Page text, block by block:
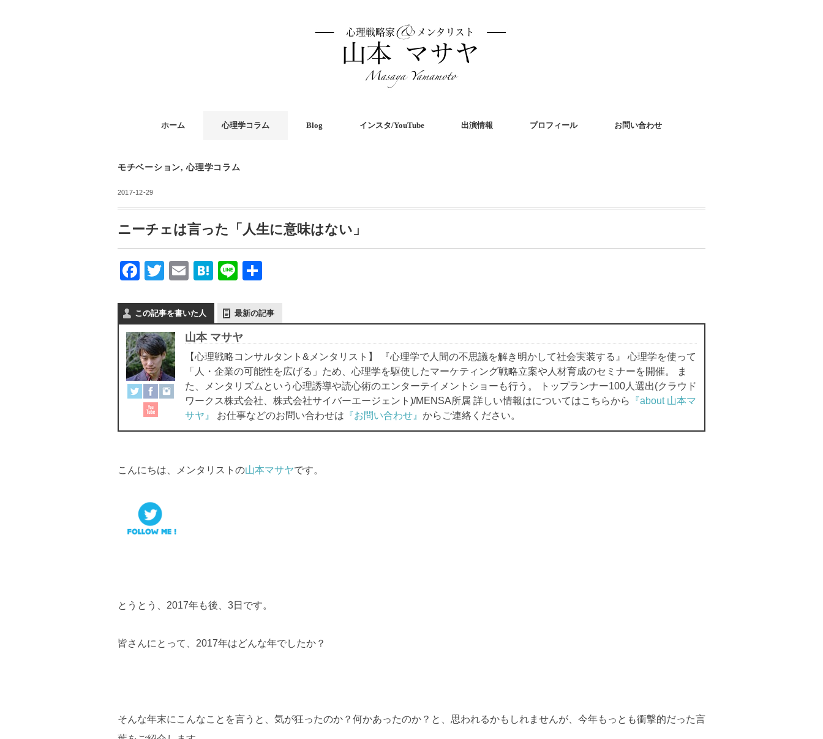
ホーム 心理学コラム Blog インスタ/YouTube 出演情報 プロフィール お問い合わせ
モチベーション,心理学コラム
2017-12-29
ニーチェは言った「人生に意味はない」
F
c
e
b
o
o
k
T
tt
er
E
ail
H
e
n
a
Li
e
この記事を書いた人 最新の記事
山本 マサヤ
【心理戦略コンサルタント&メンタリスト】 『心理学で人間の不思議を解き明かして社会実装する』 心理学を使って
「人・企業の可能性を広げる」ため、心理学を駆使したマーケティング戦略立案や人材育成のセミナーを開催。 ま
た、メンタリズムという心理誘導や読心術のエンターテイメントショーも行う。 トップランナー100人選出(クラウド
ワークス株式会社、株式会社サイバーエージェント)/MENSA所属 詳しい情報はについてはこちらから
『about 山本マ
サヤ』
お仕事などのお問い合わせは 『お問い合わせ』 からご連絡ください。
こんにちは、メンタリストの山本マサヤです。
とうとう、2017年も後、3日です。
皆さんにとって、2017年はどんな年でしたか？
そんな年末にこんなことを言うと、気が狂ったのか？何かあったのか？と、思われるかもしれませんが、今年もっとも衝撃的だった言